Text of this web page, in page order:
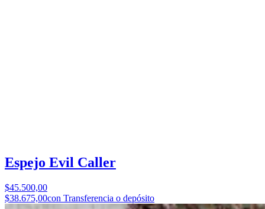
Espejo Evil Caller
$45.500,00
$38.675,00con Transferencia o depósito